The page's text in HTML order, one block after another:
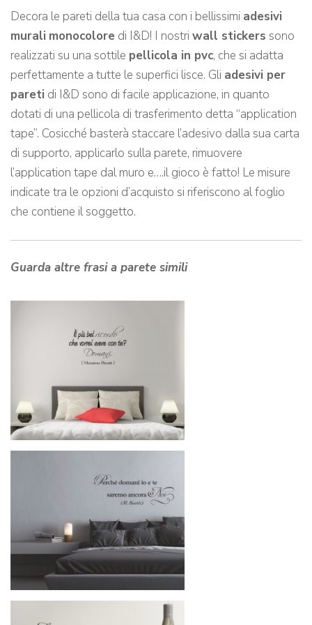
Decora le pareti della tua casa con i bellissimi adesivi
murali monocolore di I&D! I nostri wall stickers sono
realizzati su una sottile pellicola in pvc, che si adatta
perfettamente a tutte le superfici lisce. Gli adesivi per
pareti di I&D sono di facile applicazione, in quanto
dotati di una pellicola di trasferimento detta “application
tape”. Cosicché basterà staccare l’adesivo dalla sua carta
di supporto, applicarlo sulla parete, rimuovere
l’application tape dal muro e….il gioco è fatto! Le misure
indicate tra le opzioni d’acquisto si riferiscono al foglio
che contiene il soggetto.
Guarda altre frasi a parete simili